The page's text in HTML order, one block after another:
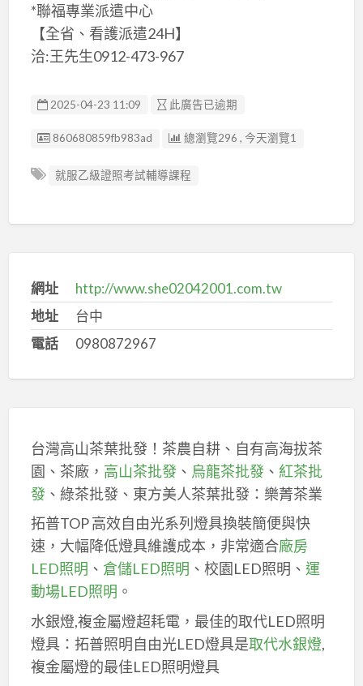
*聯福專業派遣中心
【全省、看護派遣24H】
洽:王先生0912-473-967
2025-04-23 11:09 此廣告已逾期
廣告编號
860680859fb983ad 總瀏覽296 , 今天瀏覽1
就服乙級證照考試輔導課程
網址
http://www.she02042001.com.tw
地址
台中
電話
0980872967
台灣高山茶葉批發！茶農自耕、自有高海拔茶
園、茶廠， 高山茶批發、 烏龍茶批發、 紅茶批
發、綠茶批發、東方美人茶葉批發：樂菁茶業
拓普TOP 高效自由光系列燈具換裝簡便與快
速，大幅降低燈具維護成本，非常適合廠房
LED照明 、 倉儲LED照明 、校園LED照明、 運
動場LED照明 。
水銀燈,複金屬燈超耗電，最佳的取代LED照明
燈具：拓普照明自由光LED燈具是取代水銀燈,
複金屬燈的最佳LED照明燈具